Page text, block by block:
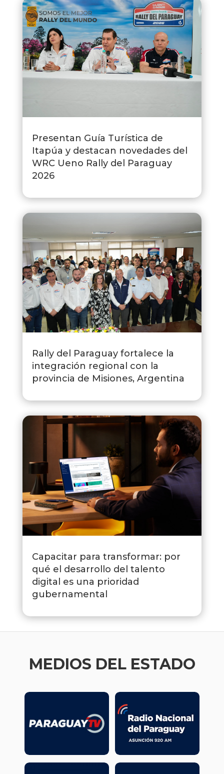
Presentan Guía Turística de
Itapúa y destacan novedades del
WRC Ueno Rally del Paraguay
2026
Rally del Paraguay fortalece la
integración regional con la
provincia de Misiones, Argentina
Capacitar para transformar: por
qué el desarrollo del talento
digital es una prioridad
gubernamental
MEDIOS DEL ESTADO